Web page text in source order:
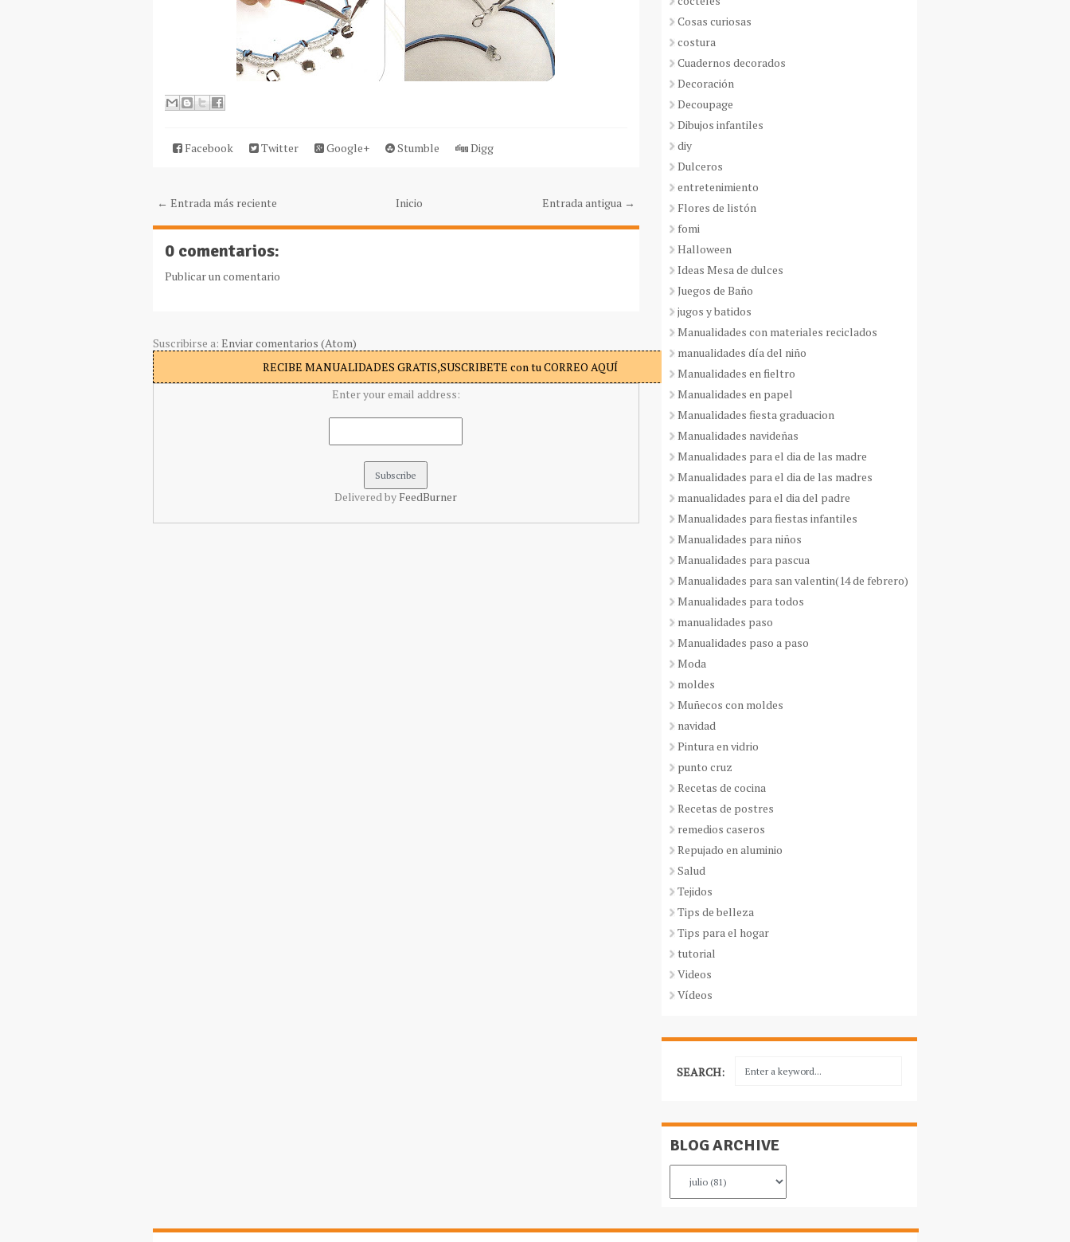
Facebook Twitter Google+ Stumble Digg
← Entrada más reciente Entrada antigua →
Inicio
0 comentarios:
Publicar un comentario
Suscribirse a: Enviar comentarios (Atom)
RECIBE MANUALIDADES GRATIS,SUSCRIBETE con tu CORREO AQUÍ
Enter your email address:
Delivered by FeedBurner
Cosas curiosas
costura
Cuadernos decorados
Decoración
Decoupage
Dibujos infantiles
diy
Dulceros
entretenimiento
Flores de listón
fomi
Halloween
Ideas Mesa de dulces
Juegos de Baño
jugos y batidos
Manualidades con materiales reciclados
manualidades día del niño
Manualidades en fieltro
Manualidades en papel
Manualidades fiesta graduacion
Manualidades navideñas
Manualidades para el dia de las madre
Manualidades para el dia de las madres
manualidades para el dia del padre
Manualidades para fiestas infantiles
Manualidades para niños
Manualidades para pascua
Manualidades para san valentin(14 de febrero)
Manualidades para todos
manualidades paso
Manualidades paso a paso
Moda
moldes
Muñecos con moldes
navidad
Pintura en vidrio
punto cruz
Recetas de cocina
Recetas de postres
remedios caseros
Repujado en aluminio
Salud
Tejidos
Tips de belleza
Tips para el hogar
tutorial
Videos
Vídeos
SEARCH:
BLOG ARCHIVE